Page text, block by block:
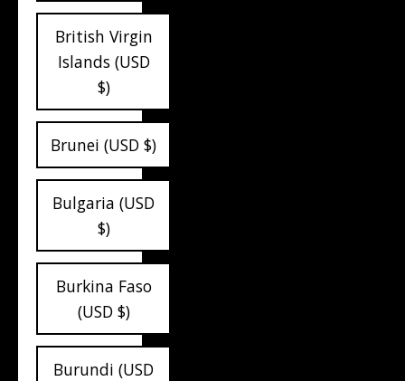
British Virgin
Islands (USD
$)
Brunei (USD $)
Bulgaria (USD
$)
Burkina Faso
(USD $)
Burundi (USD